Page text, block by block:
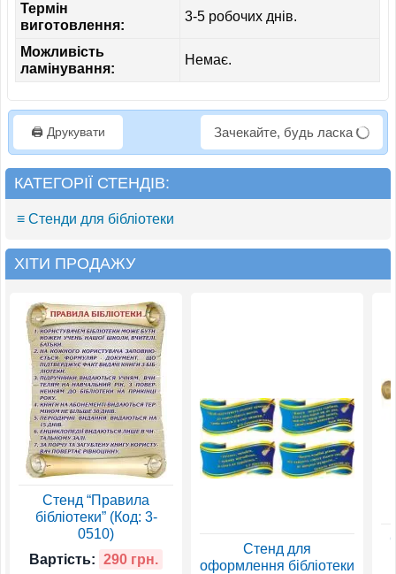
Термін
виготовлення:
3-5 робочих днів.
Можливість
ламінування:
Немає.
🖨️ Друкувати Зачекайте, будь ласка
КАТЕГОРІЇ СТЕНДІВ:
≡ Стенди для бібліотеки
ХІТИ ПРОДАЖУ
Стенд “Правила
бібліотеки” (Код: 3-
0510)
Вартість: 290 грн.
Стенд для
оформлення бібліотеки